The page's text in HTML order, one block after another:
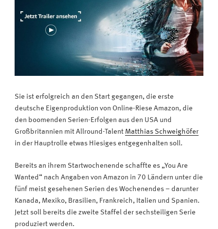
Sie ist erfolgreich an den Start gegangen, die erste
deutsche Eigenproduktion von Online-Riese Amazon, die
den boomenden Serien-Erfolgen aus den USA und
Großbritannien mit Allround-Talent Matthias Schweighöfer
in der Hauptrolle etwas Hiesiges entgegenhalten soll.
Bereits an ihrem Startwochenende schaffte es „You Are
Wanted“ nach Angaben von Amazon in 70 Ländern unter die
fünf meist gesehenen Serien des Wochenendes – darunter
Kanada, Mexiko, Brasilien, Frankreich, Italien und Spanien.
Jetzt soll bereits die zweite Staffel der sechsteiligen Serie
produziert werden.